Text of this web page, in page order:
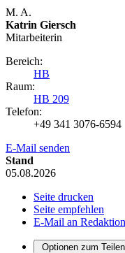
M. A.
Katrin Giersch
Mitarbeiterin
Bereich:
HB
Raum:
HB 209
Telefon:
+49 341 3076-6594
E-Mail senden
Stand
05.08.2026
Seite drucken
Seite empfehlen
E-Mail an
Optionen zum